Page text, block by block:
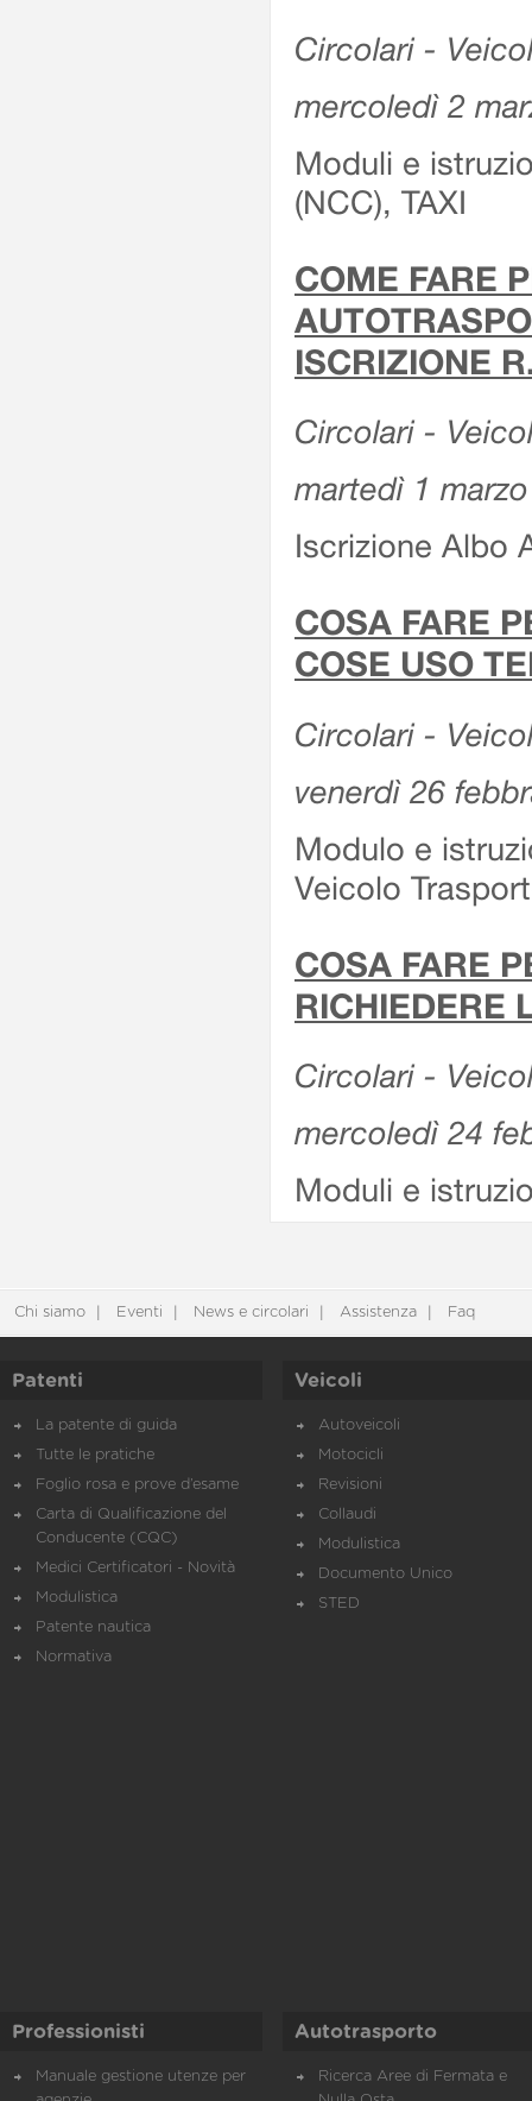
Circolari -
mercoledì 2
Moduli e
(NCC), TAXI
COME FARE
ISCRIZIONE
Circolari -
martedì 1
Iscrizione Albo
COSA FARE
COSE USO
Circolari -
venerdì 26
Modulo e
Veicolo
COSA FARE
RICHIEDERE
Circolari -
mercoledì 24
Moduli e
Chi siamo Eventi News e circolari Assistenza Faq
Patenti
La patente di guida
Tutte le pratiche
Foglio rosa e prove d’esame
Carta di Qualificazione del
Conducente (CQC)
Medici Certificatori - Novità
Modulistica
Patente nautica
Normativa
Veicoli
Autoveicoli
Motocicli
Revisioni
Collaudi
Modulistica
Documento Unico
STED
Professionisti
Manuale gestione utenze per
Autotrasporto
Ricerca Aree di Fermata e